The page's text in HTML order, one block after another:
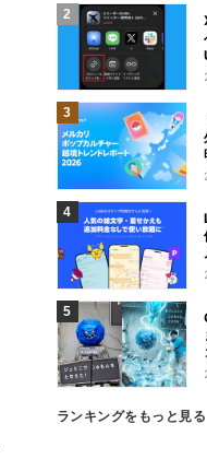
ランキングをもっと見る